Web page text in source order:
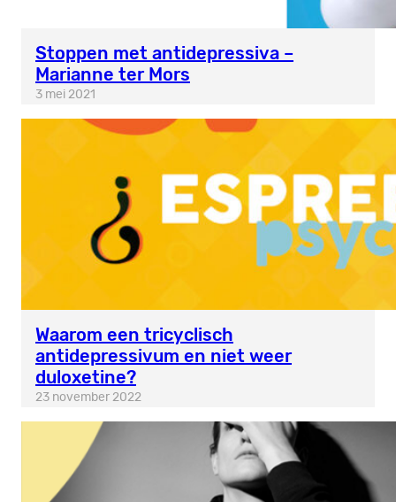
Stoppen met antidepressiva –
Marianne ter Mors
3 mei 2021
Waarom een tricyclisch
antidepressivum en niet weer
duloxetine?
23 november 2022